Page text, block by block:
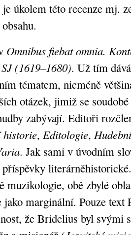
je úkolem této recenze mj.
Omnibus fiebat omnia.
(1619–1680). Už tím
tématem, nicméně
otázek, jimiž se
zabývají. Editoři
, Editologie,
. Jak sami v úvodním
muzikologie, obě zbylé
jako marginální. Pouze text
že Bridelius byl svými